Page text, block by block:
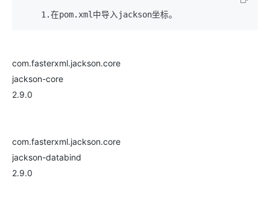
com.fasterxml.jackson.core
jackson-core
2.9.0
com.fasterxml.jackson.core
jackson-databind
2.9.0